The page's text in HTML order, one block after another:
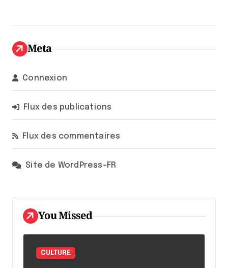
Meta
Connexion
Flux des publications
Flux des commentaires
Site de WordPress-FR
You Missed
CULTURE